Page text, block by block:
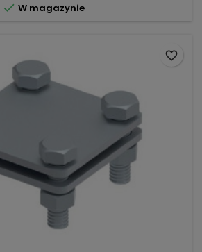
 W magazynie
favorite_border